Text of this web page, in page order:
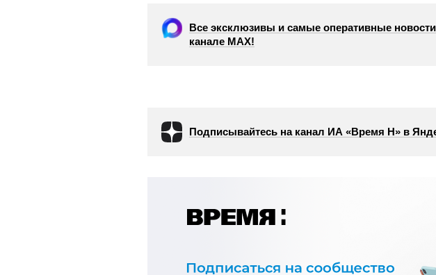
Все эксклюзивы и самые оперативные
канале МАХ!
Подписывайтесь на канал ИА «Время Н» в